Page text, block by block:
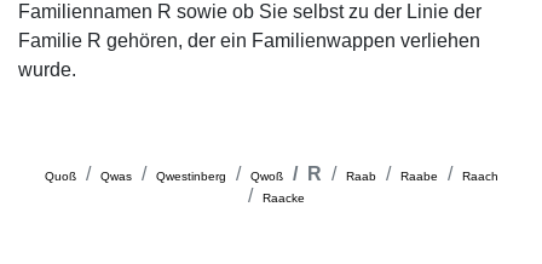
Familiennamen R sowie ob Sie selbst zu der Linie der
Familie R gehören, der ein Familienwappen verliehen
wurde.
Quoß Qwas Qwestinberg Qwoß R Raab Raabe
Raach
Raacke